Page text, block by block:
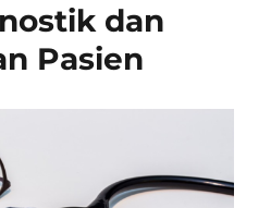
dan
Pasien